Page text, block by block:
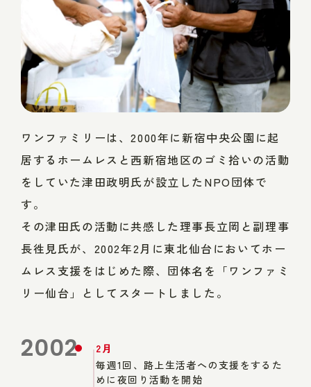
ワンファミリーは、2000年に新宿中央公園に起
居するホームレスと西新宿地区のゴミ拾いの活動
をしていた津田政明氏が設立したNPO団体で
す。
その津田氏の活動に共感した理事長立岡と副理事
長徃見氏が、2002年2月に東北仙台においてホー
ムレス支援をはじめた際、団体名を「ワンファミ
リー仙台」としてスタートしました。
2002
2月
毎週1回、路上生活者への支援をするた
めに夜回り活動を開始